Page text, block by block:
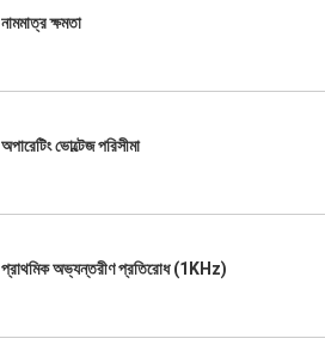
নামমাত্র ক্ষমতা
অপারেটিং ভোল্টেজ পরিসীমা
প্রাথমিক অভ্যন্তরীণ প্রতিরোধ (1KHz)